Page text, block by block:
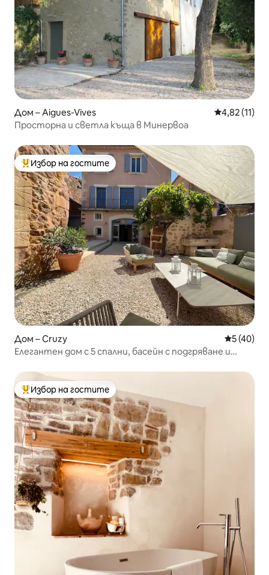
Дом – Aigues-Vives Средна
4,82 (11)
Просторна и светла къща в Минервоа
Най-популярен избор на гостите
Избор на гостите
Дом – Cruzy Средна
5 (40)
Елегантен дом с 5 спални, басейн с подгряване и
Най-популярен избор на гостите
Избор на гостите